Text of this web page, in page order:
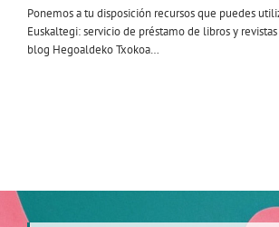
Ponemos a tu disposición recursos que puedes
Euskaltegi: servicio de préstamo de libros y
blog Hegoaldeko Txokoa…